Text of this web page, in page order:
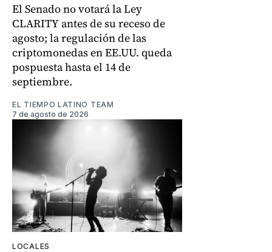
El Senado no votará la Ley
CLARITY antes de su receso de
agosto; la regulación de las
criptomonedas en EE.UU. queda
pospuesta hasta el 14 de
septiembre.
EL TIEMPO LATINO TEAM
7 de agosto de 2026
LOCALES